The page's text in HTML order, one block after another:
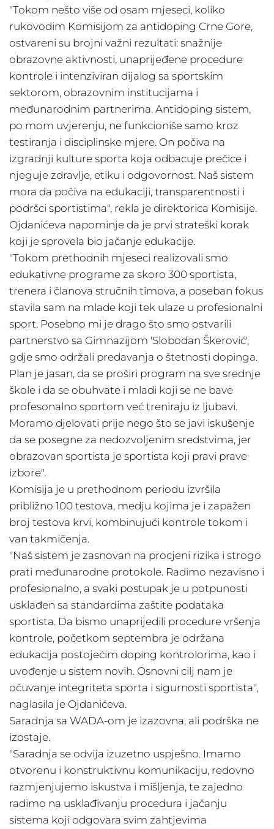
"Tokom nešto više od osam mjeseci, koliko
rukovodim Komisijom za antidoping Crne Gore,
ostvareni su brojni važni rezultati: snažnije
obrazovne aktivnosti, unaprijeđene procedure
kontrole i intenziviran dijalog sa sportskim
sektorom, obrazovnim institucijama i
međunarodnim partnerima. Antidoping sistem,
po mom uvjerenju, ne funkcioniše samo kroz
testiranja i disciplinske mjere. On počiva na
izgradnji kulture sporta koja odbacuje prečice i
njeguje zdravlje, etiku i odgovornost. Naš sistem
mora da počiva na edukaciji, transparentnosti i
podršci sportistima", rekla je direktorica Komisije.
Ojdanićeva napominje da je prvi strateški korak
koji je sprovela bio jačanje edukacije.
"Tokom prethodnih mjeseci realizovali smo
edukativne programe za skoro 300 sportista,
trenera i članova stručnih timova, a poseban fokus
stavila sam na mlade koji tek ulaze u profesionalni
sport. Posebno mi je drago što smo ostvarili
partnerstvo sa Gimnazijom 'Slobodan Škerović',
gdje smo održali predavanja o štetnosti dopinga.
Plan je jasan, da se proširi program na sve srednje
škole i da se obuhvate i mladi koji se ne bave
profesonalno sportom već treniraju iz ljubavi.
Moramo djelovati prije nego što se javi iskušenje
da se posegne za nedozvoljenim sredstvima, jer
obrazovan sportista je sportista koji pravi prave
izbore".
Komisija je u prethodnom periodu izvršila
približno 100 testova, medju kojima je i zapažen
broj testova krvi, kombinujući kontrole tokom i
van takmičenja.
"Naš sistem je zasnovan na procjeni rizika i strogo
prati međunarodne protokole. Radimo nezavisno i
profesionalno, a svaki postupak je u potpunosti
usklađen sa standardima zaštite podataka
sportista. Da bismo unaprijedili procedure vršenja
kontrole, početkom septembra je održana
edukacija postojećim doping kontrolorima, kao i
uvođenje u sistem novih. Osnovni cilj nam je
očuvanje integriteta sporta i sigurnosti sportista",
naglasila je Ojdanićeva.
Saradnja sa WADA-om je izazovna, ali podrška ne
izostaje.
"Saradnja se odvija izuzetno uspješno. Imamo
otvorenu i konstruktivnu komunikaciju, redovno
razmjenjujemo iskustva i mišljenja, te zajedno
radimo na usklađivanju procedura i jačanju
sistema koji odgovara svim zahtjevima